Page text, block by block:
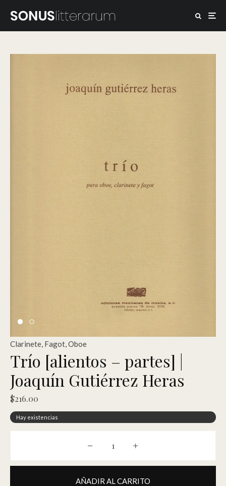
Clarinete, Fagot,Oboe
Trío [alientos – partes] |
Joaquín Gutiérrez Heras
$216.00
Hay existencias
Trío [alientos - partes] | Joaquín
AÑADIR AL CARRITO